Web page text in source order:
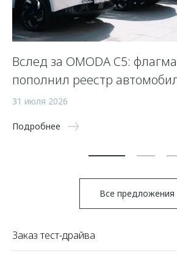
Вслед за OMODA C5:
пополнил реестр
31 июля 2026
Подробнее
Все предложения
Заказ тест-драйва